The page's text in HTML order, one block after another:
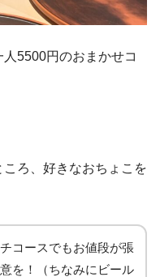
5500円のおまかせコ
ろ、好きなおちょこを
コースでもお値段が張
を！（ちなみにビール